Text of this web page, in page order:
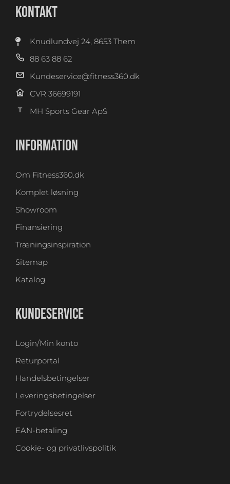
KONTAKT
Knudlundvej 24, 8653 Them
88 63 88 62
Kundeservice@fitness360.dk
CVR 36699191
MH Sports Gear ApS
INFORMATION
Om Fitness360.dk
Komplet løsning
Showroom
Finansiering
Træningsinspiration
Sitemap
Katalog
KUNDESERVICE
Login/Min konto
Returportal
Handelsbetingelser
Leveringsbetingelser
Fortrydelsesret
EAN-betaling
Cookie- og privatlivspolitik